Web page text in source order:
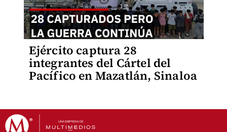
Ejército captura 28
integrantes del Cártel del
Pacífico en Mazatlán, Sinaloa